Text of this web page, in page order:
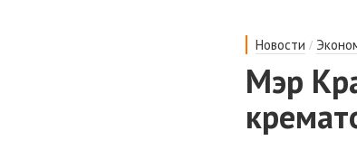
Новости /
Мэр